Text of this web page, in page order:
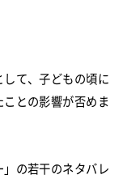
して、子どもの頃に
ことの影響が否めま
の若干のネタバレ